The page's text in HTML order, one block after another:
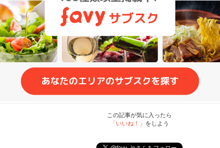
この記事が気に入ったら
「いいね！」 をしよう